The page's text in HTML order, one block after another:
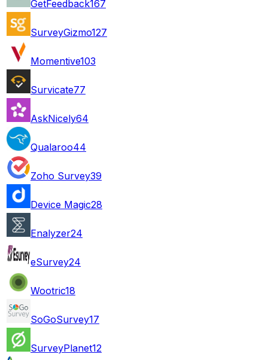
GetFeedback167
SurveyGizmo127
Momentive103
Survicate77
AskNicely64
Qualaroo44
Zoho Survey39
Device Magic28
Enalyzer24
eSurvey24
Wootric18
SoGoSurvey17
SurveyPlanet12